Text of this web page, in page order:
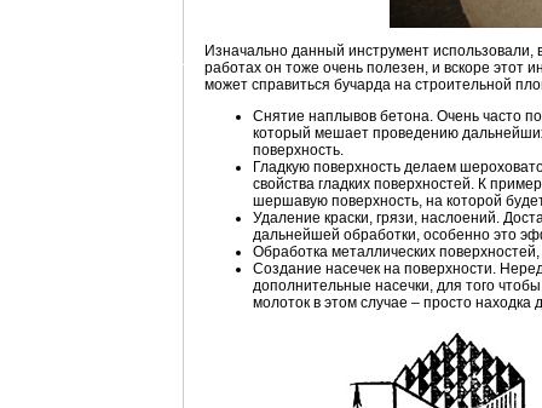
Изначально данный инструмент использовали,
работах он тоже очень полезен, и вскоре этот
может справиться бучарда на строительной
Снятие наплывов бетона. Очень часто
который мешает проведению
поверхность.
Гладкую поверхность делаем
свойства гладких поверхностей. К
шершавую поверхность, на которой
Удаление краски, грязи, наслоений.
дальнейшей обработки, особенно это
Обработка металлических
Создание насечек на поверхности.
дополнительные насечки, для того
молоток в этом случае – просто находка